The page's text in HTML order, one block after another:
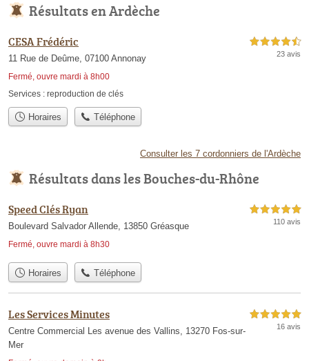
Résultats en Ardèche
CESA Frédéric
11 Rue de Deûme, 07100 Annonay
Fermé, ouvre mardi à 8h00
4,5 étoiles sur 5
23 avis
Services : reproduction de clés
Horaires Téléphone
Consulter les 7 cordonniers de l'Ardèche
Résultats dans les Bouches-du-Rhône
Speed Clés Ryan
Boulevard Salvador Allende, 13850 Gréasque
Fermé, ouvre mardi à 8h30
5,0 étoiles sur 5
110 avis
Horaires Téléphone
Les Services Minutes
Centre Commercial Les avenue des Vallins, 13270 Fos-sur-
Mer
5,0 étoiles sur 5
16 avis